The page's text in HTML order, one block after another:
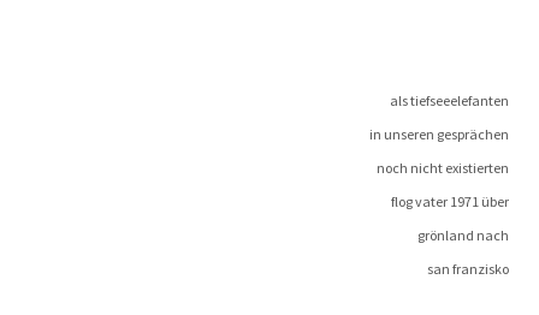
als tiefseeelefanten
in unse­ren gesprächen
noch nicht existierten
flog vater 1971 über
grön­land nach
san franzisko